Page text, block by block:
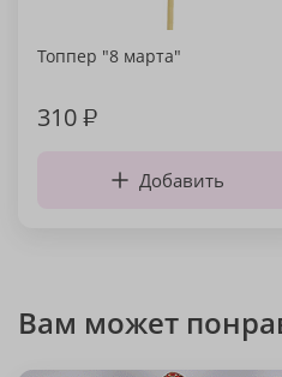
Топпер "8 марта"
310₽
Добавить
Вам может